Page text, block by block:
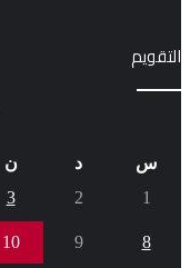
التقويم
س د ن
1
2
3
8
9
10